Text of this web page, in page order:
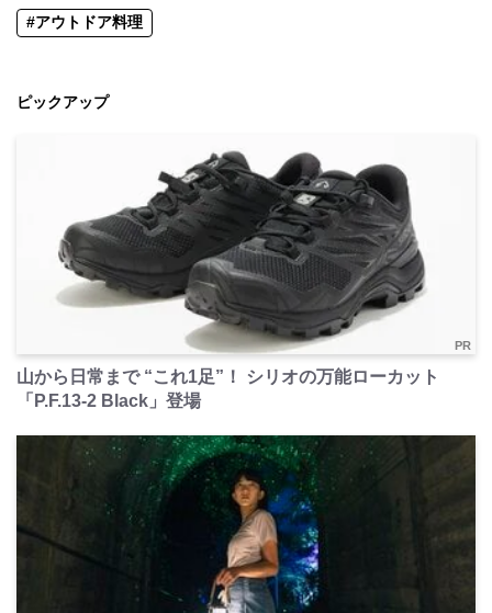
#アウトドア料理
ピックアップ
PR
山から日常まで “これ1足”！ シリオの万能ローカット
「P.F.13-2 Black」登場